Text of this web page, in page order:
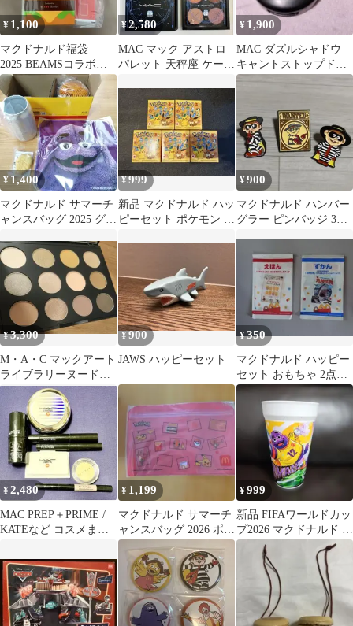
¥ 1,100
マクドナルド福袋
2025 BEAMSコラボ
グッズ
¥2,580
MAC マック アストロ
パレット 天秤座 ケース
¥ 1,900
MAC ダズルシャドウ
キャントストップドン
トストップ アイシャド
¥1,400
マクドナルド サマーチ
ャンスバッグ 2025 グッ
¥999
新品 マクドナルド ハッ
ピーセット ポケモン お
¥900
マクドナルド ハンバー
グラー ピンバッジ 3点
¥3,300
M・A・C マックアート
ライブラリーヌードモ
デルアイシャドウ試し
塗りのみ残量多め
¥900
JAWS ハッピーセット
¥350
マクドナルド ハッピー
セット おもちゃ 2点セ
ット
¥2,480
MAC PREP＋PRIME /
KATEなど コスメまと
¥ 1,199
マクドナルド サマーチ
ャンスバッグ 2026 ポケ
モン ヒトカゲ
¥999
新品 FIFAワールドカッ
プ2026 マクドナルド グ
リマス コレクタブルカ